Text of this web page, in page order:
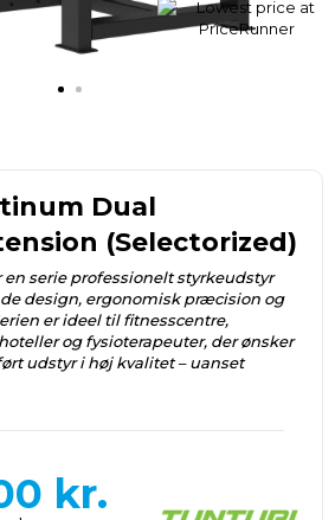
Dual
(Selectorized)
en serie professionelt styrkeudstyr
design, ergonomisk præcision og
er ideel til fitnesscentre,
og fysioterapeuter, der ønsker
udstyr i høj kvalitet – uanset
kr.